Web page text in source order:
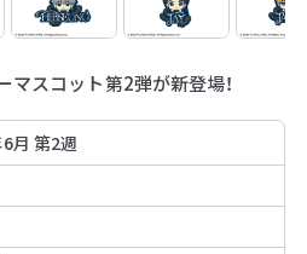
マスコット第2弾が新登場！
月 第2週